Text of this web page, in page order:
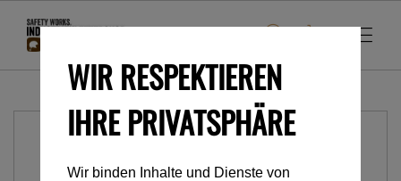
WIR RESPEKTIEREN
IHRE PRIVATSPHÄRE
Wir binden Inhalte und Dienste von